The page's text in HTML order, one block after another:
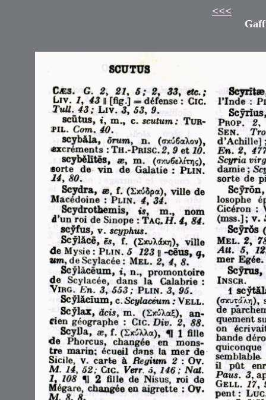
<<<